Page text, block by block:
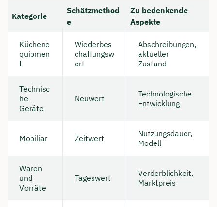
Kategorie
Schätzmethod
e
Zu bedenkende
Aspekte
Küchene
quipmen
t
Wiederbes
chaffungsw
ert
Abschreibungen,
aktueller
Zustand
Technisc
he
Geräte
Neuwert
Technologische
Entwicklung
Mobiliar Zeitwert
Nutzungsdauer,
Modell
Waren
und
Vorräte
Tageswert
Verderblichkeit,
Marktpreis